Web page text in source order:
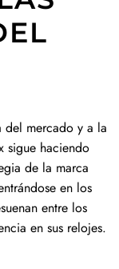
del mercado y a la
sigue haciendo
de la marca
en los
entre los
en sus relojes.